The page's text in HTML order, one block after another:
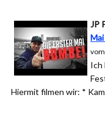
JP
Ich
Hiermit filmen wir: *